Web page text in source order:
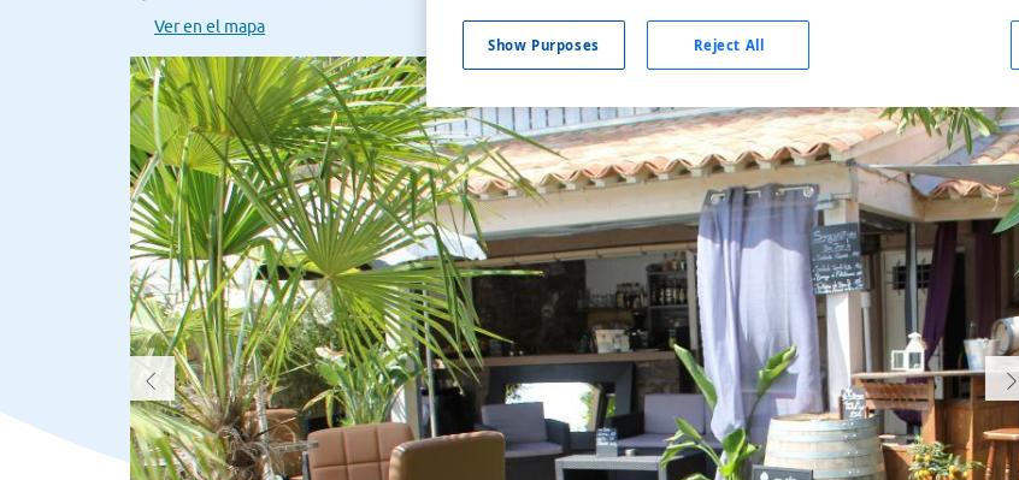
Ver en el mapa
Show Purposes Reject All